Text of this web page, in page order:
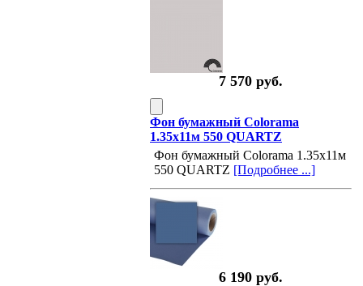
7 570 руб.
Фон бумажный Colorama
1.35х11м 550 QUARTZ
Фон бумажный Colorama 1.35х11м
550 QUARTZ [Подробнее ...]
6 190 руб.